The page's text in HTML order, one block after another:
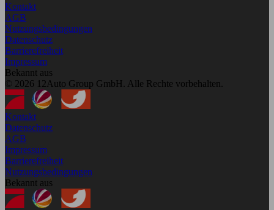
Kontakt
AGB
Nutzungsbedingungen
Datenschutz
Barrierefreiheit
Impressum
Bekannt aus
© 2026 12Auto Group GmbH. Alle Rechte vorbehalten.
Kontakt
Datenschutz
AGB
Impressum
Barrierefreiheit
Nutzungsbedingungen
Bekannt aus